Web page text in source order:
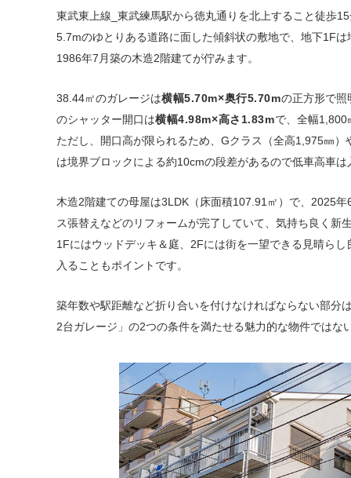
東武東上線_東武練馬駅から徳丸通りを北上すること徒歩
5.7mのゆとりある道路に面した傾斜状の敷地で、地下1F
1986年7月築の木造2階建てが佇みます。
38.44㎡のガレージは横幅5.70m×奥行5.70mの正方形で照
のシャッター開口は横幅4.98m×高さ1.83mで、全幅1,800
ただし、開口高が限られるため、Gクラス（全高1,975㎜
は境界ブロックによる約10cmの段差があるので低車高車
木造2階建ての母屋は3LDK（床面積107.91㎡）で、2025
ス張替えなどのリフォームが完了していて、気持ち良く新
1Fにはウッドデッキ＆庭、2Fには街を一望できる見晴ら
入ることもポイントです。
築年数や駅距離など折り合いを付けなければならない部分
2台ガレージ」の2つの条件を満たせる魅力的な物件ではな